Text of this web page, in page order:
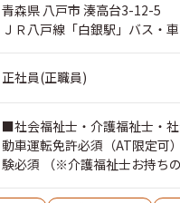
青森県 八戸市 湊高台3-12-5
ＪＲ八戸線「白銀駅」バス・
正社員(正職員)
■社会福祉士・介護福祉士・
動車運転免許必須（AT限定可
験必須 （※介護福祉士お持ち